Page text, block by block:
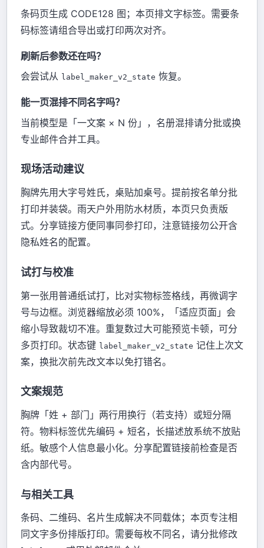
条码页生成 CODE128 图；本页排文字标签。需要条
码标签请组合导出或打印两次对齐。
刷新后参数还在吗？
会尝试从 label_maker_v2_state 恢复。
能一页混排不同名字吗？
当前模型是「一文案 × N 份」，名册混排请分批或换
专业邮件合并工具。
现场活动建议
胸牌先用大字号姓氏，桌贴加桌号。提前按名单分批
打印并装袋。雨天户外用防水材质，本页只负责版
式。分享链接方便同事同参打印，注意链接勿公开含
隐私姓名的配置。
试打与校准
第一张用普通纸试打，比对实物标签格线，再微调字
号与边框。浏览器缩放必须 100%，「适应页面」会
缩小导致裁切不准。重复数过大可能预览卡顿，可分
多页打印。状态键 label_maker_v2_state 记住上次文
案，换批次前先改文本以免打错名。
文案规范
胸牌「姓 + 部门」两行用换行（若支持）或短分隔
符。物料标签优先编码 + 短名，长描述放系统不放贴
纸。敏感个人信息最小化。分享配置链接前检查是否
含内部代号。
与相关工具
条码、二维码、名片生成解决不同载体；本页专注相
同文字多份排版打印。需要每枚不同名，请分批修改